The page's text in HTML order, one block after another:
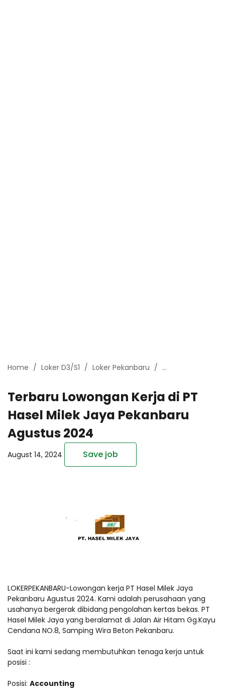
Home Loker D3/S1 Loker Pekanbaru Lowongan Kerja
Terbaru Lowongan Kerja di PT
Hasel Milek Jaya Pekanbaru
Agustus 2024
August 14, 2024 Save job
LOKERPEKANBARU-Lowongan kerja PT Hasel Milek Jaya
Pekanbaru Agustus 2024. Kami adalah perusahaan yang
usahanya bergerak dibidang pengolahan kertas bekas. PT
Hasel Milek Jaya yang beralamat di Jalan Air Hitam Gg.Kayu
Cendana NO.8, Samping Wira Beton Pekanbaru.
Saat ini kami sedang membutuhkan tenaga kerja untuk
posisi :
Posisi: Accounting